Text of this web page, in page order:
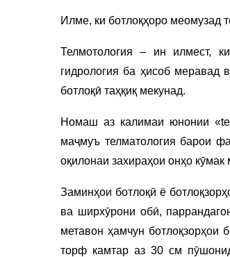
Илме, ки ботлоқҳоро меомузад
Телмотология – ин илмест,
гидрология ба ҳисоб меравад
ботлоқӣ таҳқиқ мекунад.
Номаш аз калимаи юнонии
маҷмуъ телматология барои
оқилонаи захираҳои онҳо кӯмак
Заминҳои ботлоқӣ ё
ва ширхӯрони обӣ,
метавон ҳамчун ботлоқзорҳои
торф камтар аз 30 см